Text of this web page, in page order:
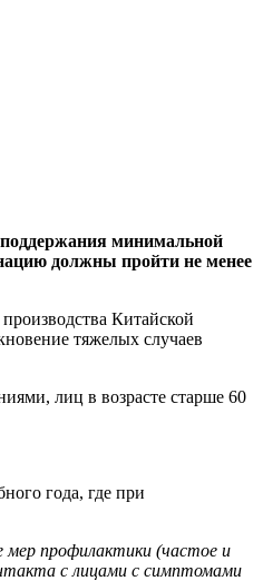
поддержания минимальной
должны пройти не менее
Китайской
тяжелых случаев
лиц в возрасте старше 60
года, где при
мер профилактики (частое и
с лицами с симптомами